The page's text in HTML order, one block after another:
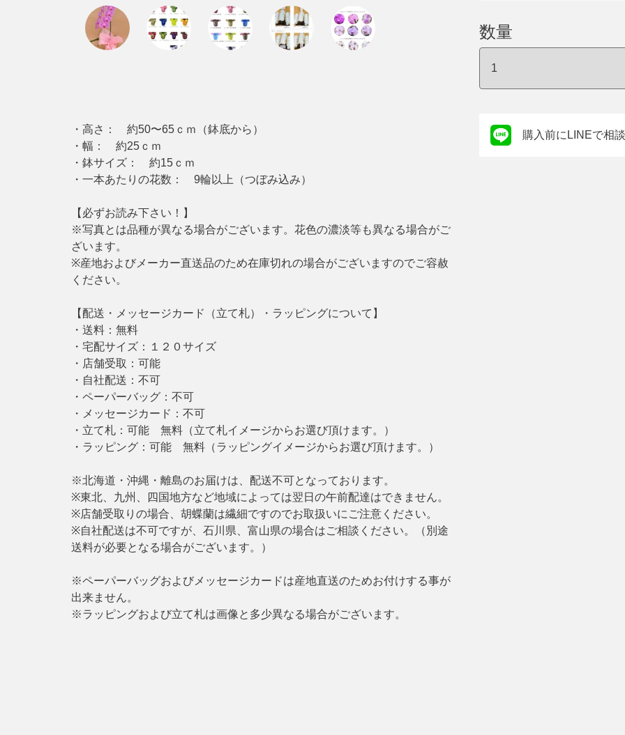
・高さ： 約50〜65ｃｍ（鉢底から）
・幅： 約25ｃｍ
・鉢サイズ： 約15ｃｍ
・一本あたりの花数： 9輪以上（つぼみ込み）
【必ずお読み下さい！】
※写真とは品種が異なる場合がございます。花色の濃淡等も異なる場合がご
ざいます。
※産地およびメーカー直送品のため在庫切れの場合がございますのでご容赦
ください。
【配送・メッセージカード（立て札）・ラッピングについて】
・送料：無料
・宅配サイズ：１２０サイズ
・店舗受取：可能
・自社配送：不可
・ペーパーバッグ：不可
・メッセージカード：不可
・立て札：可能 無料（立て札イメージからお選び頂けます。）
・ラッピング：可能 無料（ラッピングイメージからお選び頂けます。）
※北海道・沖縄・離島のお届けは、配送不可となっております。
※東北、九州、四国地方など地域によっては翌日の午前配達はできません。
※店舗受取りの場合、胡蝶蘭は繊細ですのでお取扱いにご注意ください。
※自社配送は不可ですが、石川県、富山県の場合はご相談ください。（別途
送料が必要となる場合がございます。）
※ペーパーバッグおよびメッセージカードは産地直送のためお付けする事が
出来ません。
※ラッピングおよび立て札は画像と多少異なる場合がございます。
数量
購入前にLINEで相